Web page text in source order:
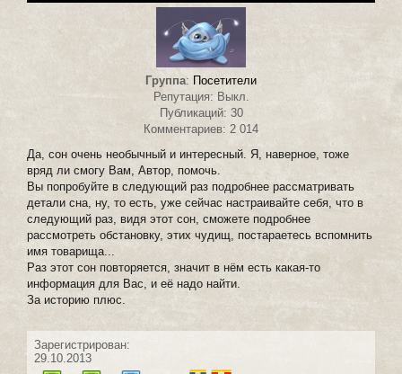
Группа: Посетители
Репутация: Выкл.
Публикаций: 30
Комментариев: 2 014
Да, сон очень необычный и интересный. Я, наверное, тоже
вряд ли смогу Вам, Автор, помочь.
Вы попробуйте в следующий раз подробнее рассматривать
детали сна, ну, то есть, уже сейчас настраивайте себя, что в
следующий раз, видя этот сон, сможете подробнее
рассмотреть обстановку, этих чудищ, постараетесь вспомнить
имя товарища...
Раз этот сон повторяется, значит в нём есть какая-то
информация для Вас, и её надо найти.
За историю плюс.
Зарегистрирован:
29.10.2013